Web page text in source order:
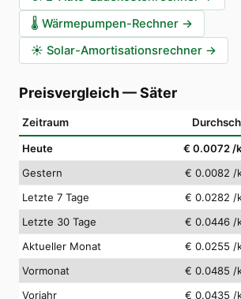
🌡️ Wärmepumpen-Rechner →
☀️ Solar-Amortisationsrechner →
Preisvergleich—Säter
Zeitraum
Heute € 0.0072 /
Gestern
€ 0.0082 /
Letzte 7 Tage
€ 0.0282 /
Letzte 30 Tage
€ 0.0446 /
Aktueller Monat
€ 0.0255 /
Vormonat
€ 0.0485 /
Vorjahr
€ 0.0435 /